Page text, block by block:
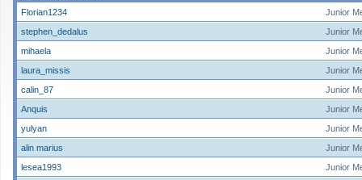
Junior
Florian1234
Junior
stephen_dedalus
Junior
mihaela
Junior
laura_missis
Junior
calin_87
Junior
Anquis
Junior
yulyan
Junior
alin marius
Junior
lesea1993